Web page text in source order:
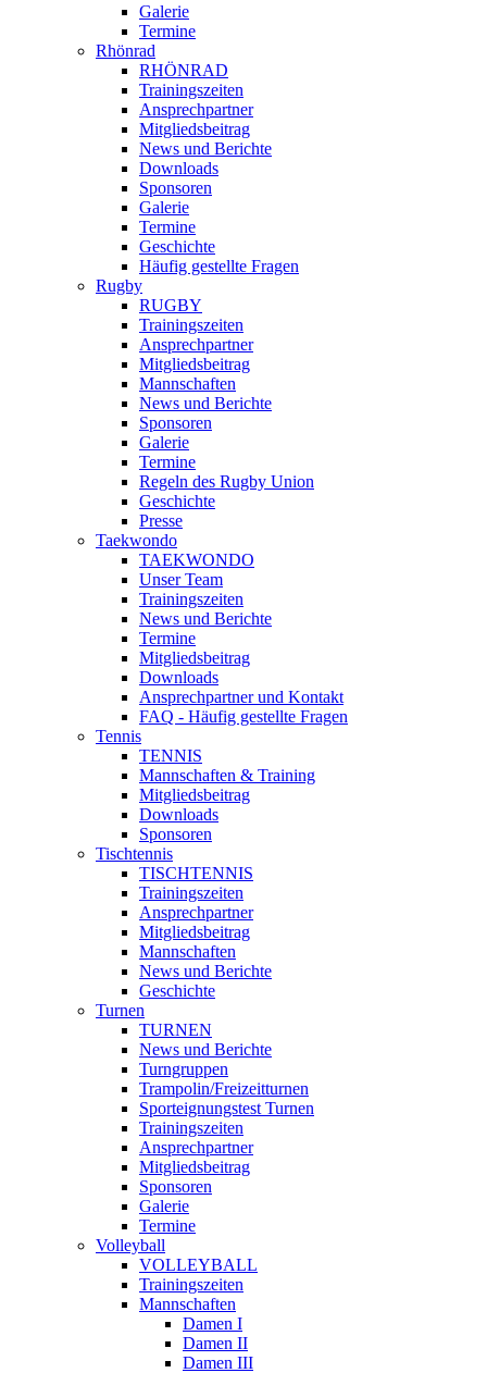
Galerie
Termine
Rhönrad
RHÖNRAD
Trainingszeiten
Ansprechpartner
Mitgliedsbeitrag
News und Berichte
Downloads
Sponsoren
Galerie
Termine
Geschichte
Häufig gestellte Fragen
Rugby
RUGBY
Trainingszeiten
Ansprechpartner
Mitgliedsbeitrag
Mannschaften
News und Berichte
Sponsoren
Galerie
Termine
Regeln des Rugby Union
Geschichte
Presse
Taekwondo
TAEKWONDO
Unser Team
Trainingszeiten
News und Berichte
Termine
Mitgliedsbeitrag
Downloads
Ansprechpartner und Kontakt
FAQ - Häufig gestellte Fragen
Tennis
TENNIS
Mannschaften & Training
Mitgliedsbeitrag
Downloads
Sponsoren
Tischtennis
TISCHTENNIS
Trainingszeiten
Ansprechpartner
Mitgliedsbeitrag
Mannschaften
News und Berichte
Geschichte
Turnen
TURNEN
News und Berichte
Turngruppen
Trampolin/Freizeitturnen
Sporteignungstest Turnen
Trainingszeiten
Ansprechpartner
Mitgliedsbeitrag
Sponsoren
Galerie
Termine
Volleyball
VOLLEYBALL
Trainingszeiten
Mannschaften
Damen I
Damen II
Damen III